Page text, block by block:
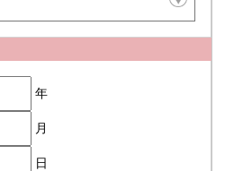
年
月
日